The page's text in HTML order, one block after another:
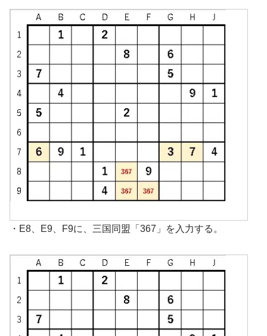
・E8、E9、F9に、三国同盟「367」を入力する。